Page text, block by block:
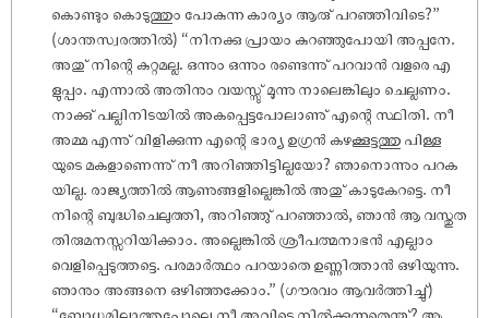
കൊണ്ടും കൊടുത്തും പോകുന്ന കാര്യം ആരു് പറഞ്ഞിവിടെ?”
(ശാന്തസ്വരത്തിൽ) “നിനക്കു പ്രായം കുറഞ്ഞുപോയി അപ്പനേ.
അതു് നിന്റെ കുറ്റമല്ല. ഒന്നും ഒന്നും രണ്ടെന്നു് പറവാൻ വളരെ എ
ളുപ്പം. എന്നാൽ അതിനും വയസ്സു് മൂന്നു നാലെങ്കിലും ചെല്ലണം.
നാക്കു് പല്ലിനിടയിൽ അകപ്പെട്ടപോലാണു് എന്റെ സ്ഥിതി. നീ
അമ്മ എന്നു് വിളിക്കുന്ന എന്റെ ഭാര്യ ഉഗ്രൻ കഴക്കൂട്ടത്തു പിള്ള
യുടെ മകളാണെന്നു് നീ അറിഞ്ഞിട്ടില്ലയോ? ഞാനൊന്നും പറക
യില്ല. രാജ്യത്തിൽ ആണുങ്ങളില്ലെങ്കിൽ അതു് കാടുകേറട്ടെ. നീ
നിന്റെ ബുദ്ധിചെലുത്തി, അറിഞ്ഞു് പറഞ്ഞാൽ, ഞാൻ ആ വസ്തുത
തിരുമനസ്സറിയിക്കാം. അല്ലെങ്കിൽ ശ്രീപത്മനാഭൻ എല്ലാം
വെളിപ്പെടുത്തട്ടെ. പരമാർത്ഥം പറയാതെ ഉണ്ണിത്താൻ ഒഴിയുന്നു.
ഞാനും അങ്ങനെ ഒഴിഞ്ഞക്കോം.” (ഗൗരവം ആവർത്തിച്ചു്)
“ബോധമില്ലാത്തപോലെ നീ അവിടെ നിൽക്കുന്നതെന്തു്? ആ